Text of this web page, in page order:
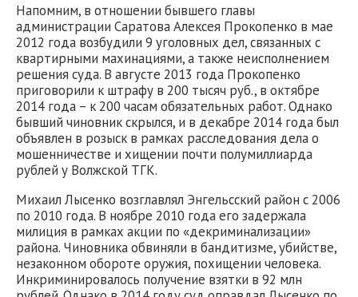
Напомним, в отношении бывшего главы
администрации Саратова Алексея Прокопенко в мае
2012 года возбудили 9 уголовных дел, связанных с
квартирными махинациями, а также неисполнением
решения суда. В августе 2013 года Прокопенко
приговорили к штрафу в 200 тысяч руб., в октябре
2014 года – к 200 часам обязательных работ. Однако
бывший чиновник скрылся, и в декабре 2014 года был
объявлен в розыск в рамках расследования дела о
мошенничестве и хищении почти полумиллиарда
рублей у Волжской ТГК.
Михаил Лысенко возглавлял Энгельсский район с 2006
по 2010 года. В ноябре 2010 года его задержала
милиция в рамках акции по «декриминализации»
района. Чиновника обвиняли в бандитизме, убийстве,
незаконном обороте оружия, похищении человека.
Инкриминировалось получение взятки в 92 млн